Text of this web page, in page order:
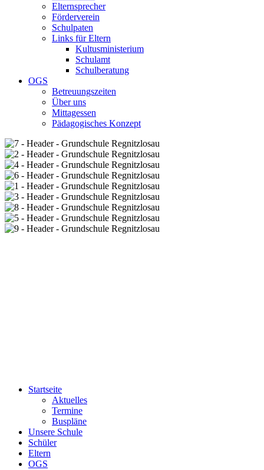
Elternsprecher
Förderverein
Schulpaten
Links für Eltern
Kultusministerium
Schulamt
Schulberatung
OGS
Betreuungszeiten
Über uns
Mittagessen
Pädagogisches Konzept
Startseite
Aktuelles
Termine
Buspläne
Unsere Schule
Schüler
Eltern
OGS